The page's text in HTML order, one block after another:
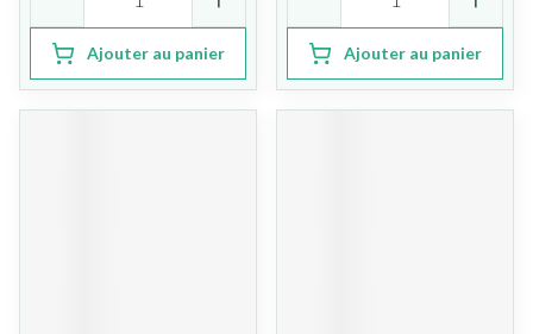
Ajouter au panier Ajouter au panier